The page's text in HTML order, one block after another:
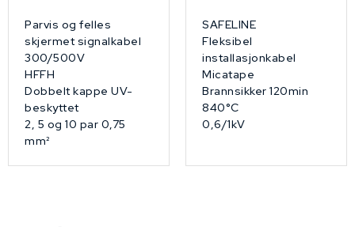
Parvis og felles
skjermet signalkabel
300/500V
HFFH
Dobbelt kappe UV-
beskyttet
2, 5 og 10 par 0,75
mm²
SAFELINE
Fleksibel
installasjonkabel
Micatape
Brannsikker 120min
840°C
0,6/1kV